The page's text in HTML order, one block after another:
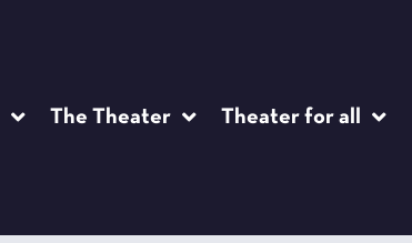
The Theater Theater for all